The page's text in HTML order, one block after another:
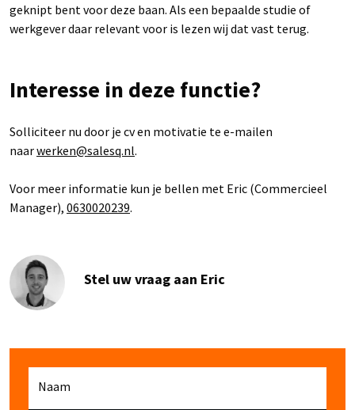
geknipt bent voor deze baan. Als een bepaalde studie of
werkgever daar relevant voor is lezen wij dat vast terug.
Interesse in deze functie?
Solliciteer nu door je cv en motivatie te e-mailen
naarwerken@salesq.nl.
Voor meer informatie kun je bellen met Eric (Commercieel
Manager), 0630020239.
Stel uw vraag aan Eric
Naam